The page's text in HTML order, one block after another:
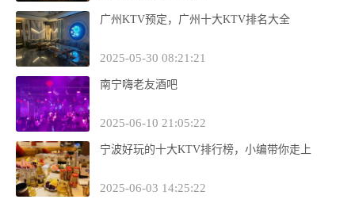
广州KTV预定，广州十大KTV排名大全
2025-05-30 08:21:21
南宁嗨老友酒吧
2025-06-10 21:05:22
宁波好玩的十大KTV排行榜，小编带你走上
2025-06-03 14:25:22